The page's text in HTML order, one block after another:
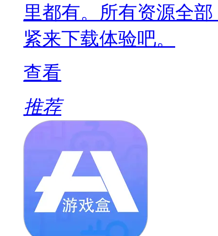
里都有。所有资源全
紧来下载体验吧。
查看
推荐